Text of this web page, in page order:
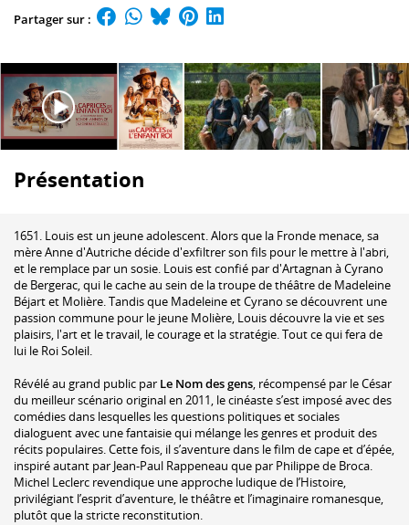
Partager sur :
Présentation
1651. Louis est un jeune adolescent. Alors que la Fronde menace, sa
mère Anne d'Autriche décide d'exfiltrer son fils pour le mettre à l'abri,
et le remplace par un sosie. Louis est confié par d'Artagnan à Cyrano
de Bergerac, qui le cache au sein de la troupe de théâtre de Madeleine
Béjart et Molière. Tandis que Madeleine et Cyrano se découvrent une
passion commune pour le jeune Molière, Louis découvre la vie et ses
plaisirs, l'art et le travail, le courage et la stratégie. Tout ce qui fera de
lui le Roi Soleil.
Révélé au grand public par Le Nom des gens, récompensé par le César
du meilleur scénario original en 2011, le cinéaste s’est imposé avec des
comédies dans lesquelles les questions politiques et sociales
dialoguent avec une fantaisie qui mélange les genres et produit des
récits populaires. Cette fois, il s’aventure dans le film de cape et d’épée,
inspiré autant par Jean-Paul Rappeneau que par Philippe de Broca.
Michel Leclerc revendique une approche ludique de l’Histoire,
privilégiant l’esprit d’aventure, le théâtre et l’imaginaire romanesque,
plutôt que la stricte reconstitution.